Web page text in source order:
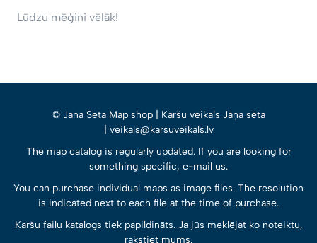
Lūdzu mēģini vēlāk!
© Jana Seta Map shop | Karšu veikals Jāņa sēta
| veikals@karsuveikals.lv
The map catalog is regularly updated. If you are looking for
something specific, e-mail us.
You can purchase individual maps as image files. The resolution
is indicated next to each file at the time of purchase.
Karšu failu katalogs tiek papildināts. Ja jūs meklējat ko noteiktu,
rakstiet mums.